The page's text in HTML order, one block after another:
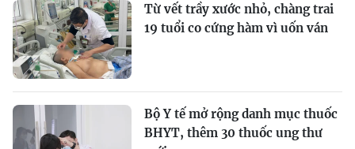
Từ vết trầy xước nhỏ, chàng trai
19 tuổi co cứng hàm vì uốn ván
Bộ Y tế mở rộng danh mục thuốc
BHYT, thêm 30 thuốc ung thư